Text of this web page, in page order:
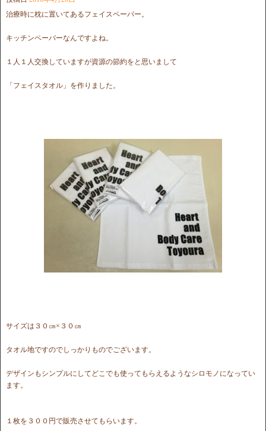
治療時に枕に置いてあるフェイスペーパー。
キッチンペーパーなんですよね。
１人１人交換していますが資源の節約をと思いまして
「フェイスタオル」を作りました。
サイズは３０㎝×３０㎝
タオル地ですのでしっかりものでございます。
デザインもシンプルにしてどこでも使ってもらえるようなシロモノになってい
ます。
１枚を３００円で販売させてもらいます。